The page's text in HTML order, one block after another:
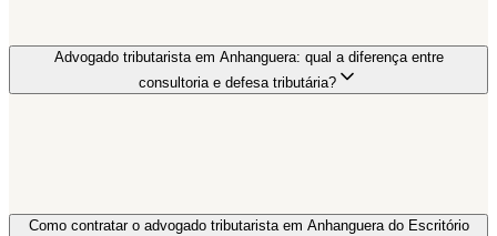
Advogado tributarista em Anhanguera: qual a diferença entre
consultoria e defesa tributária?
Como contratar o advogado tributarista em Anhanguera do Escritório